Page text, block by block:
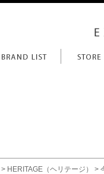
> HERITAGE（ヘリテージ）
>